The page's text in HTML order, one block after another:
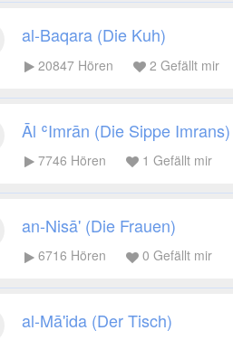
al-Baqara (Die Kuh)
20847 Hören 2 Gefällt mir
Āl ʿImrān (Die Sippe Imrans)
7746 Hören 1 Gefällt mir
an-Nisā' (Die Frauen)
6716 Hören 0 Gefällt mir
al-Mā'ida (Der Tisch)